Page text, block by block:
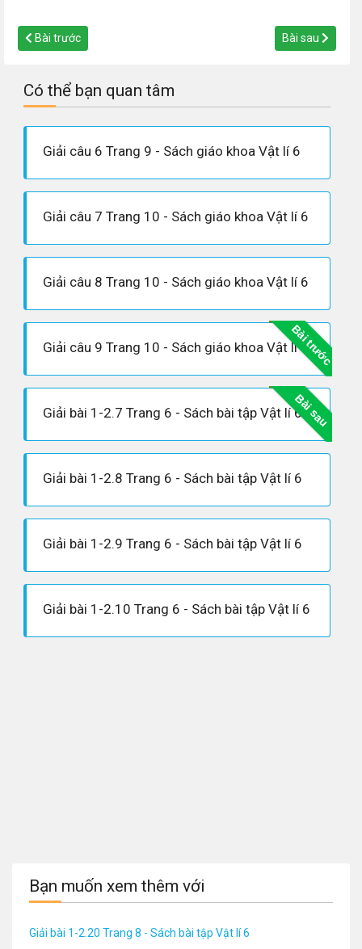
Bài trước Bài sau
Có thể bạn quan tâm
Giải câu 6 Trang 9 - Sách giáo khoa Vật lí 6
Giải câu 7 Trang 10 - Sách giáo khoa Vật lí 6
Giải câu 8 Trang 10 - Sách giáo khoa Vật lí 6
Bài trước
Giải câu 9 Trang 10 - Sách giáo khoa Vật lí 6
Bài sau
Giải bài 1-2.7 Trang 6 - Sách bài tập Vật lí 6
Giải bài 1-2.8 Trang 6 - Sách bài tập Vật lí 6
Giải bài 1-2.9 Trang 6 - Sách bài tập Vật lí 6
Giải bài 1-2.10 Trang 6 - Sách bài tập Vật lí 6
Bạn muốn xem thêm với
Giải bài 1-2.20 Trang 8 - Sách bài tập Vật lí 6